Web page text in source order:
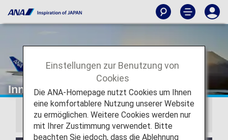
Innerjapanische Flüge
Hinweis
Einstellungen zur Benutzung von
Cookies
Die ANA-Homepage nutzt Cookies um Ihnen
eine komfortablere Nutzung unserer Website
zu ermöglichen. Weitere Cookies werden nur
mit Ihrer Zustimmung verwendet. Bitte
beachten Sie jedoch, dass die Ablehnung